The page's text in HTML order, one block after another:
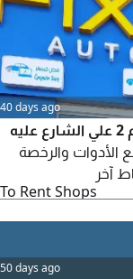
40 days ago
مطلوب محل للبيع أو الإيجار في مصفح م 2 علي الشارع عليه
الأدوات والرخصة
آخر
To Rent Shops
50 days ago